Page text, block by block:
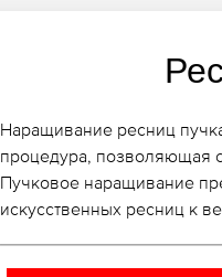
Наращивание ресниц
процедура, позволяющая
Пучковое наращивание
искусственных ресниц к